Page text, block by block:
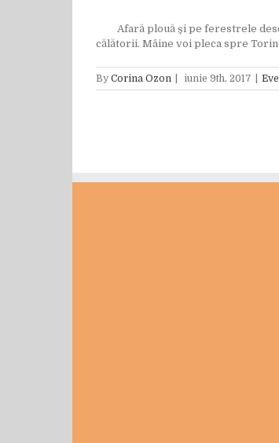
Afară plouă și pe ferestrele
călătorii. Mâine voi pleca spre
By Corina Ozon iunie 9th, 2017